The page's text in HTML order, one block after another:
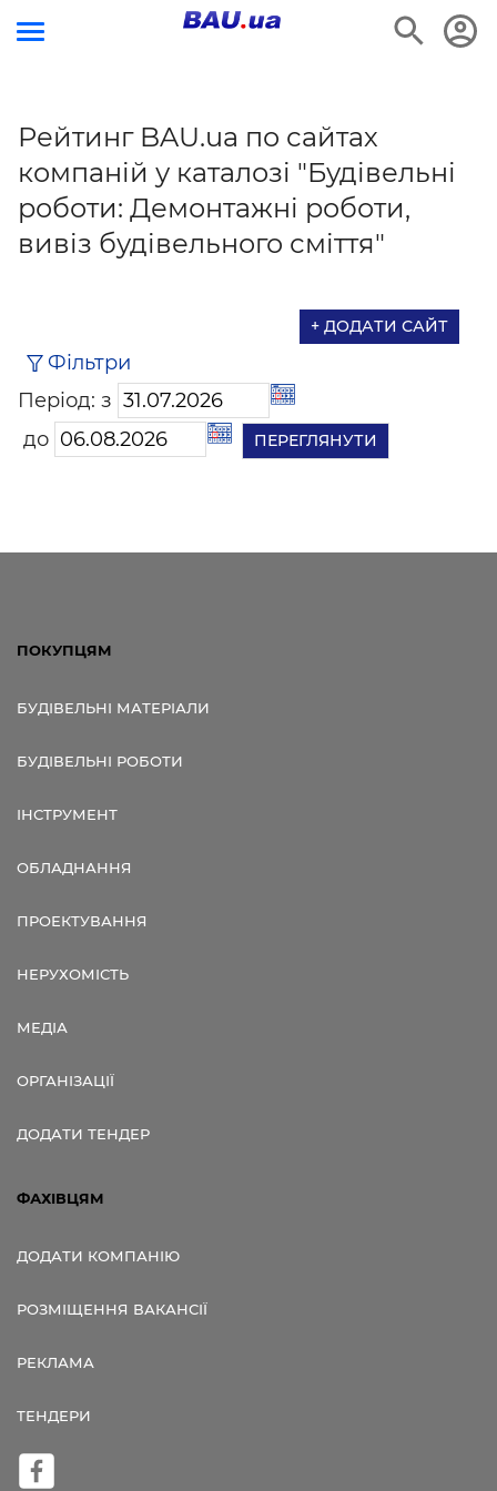
Рейтинг BAU.ua по сайтах
компаній у каталозі "Будівельні
роботи: Демонтажні роботи,
вивіз будівельного сміття"
+ ДОДАТИ САЙТ
Фільтри
Період: з
до
ПОКУПЦЯМ
БУДІВЕЛЬНІ МАТЕРІАЛИ
БУДІВЕЛЬНІ РОБОТИ
ІНСТРУМЕНТ
ОБЛАДНАННЯ
ПРОЕКТУВАННЯ
НЕРУХОМІСТЬ
МЕДІА
ОРГАНІЗАЦІЇ
ДОДАТИ ТЕНДЕР
ФАХІВЦЯМ
ДОДАТИ КОМПАНІЮ
РОЗМІЩЕННЯ ВАКАНСІЇ
РЕКЛАМА
ТЕНДЕРИ